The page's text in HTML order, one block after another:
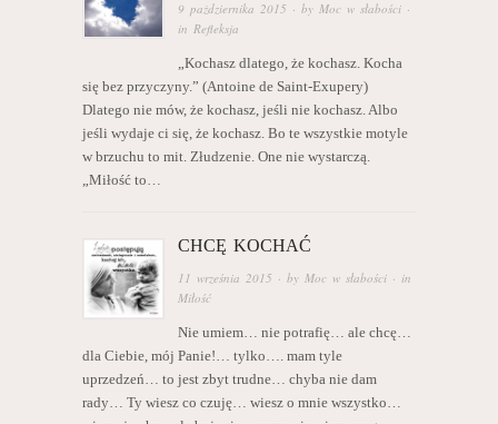
9 października 2015 · by Moc w słabości ·
in Refleksja
„Kochasz dlatego, że kochasz. Kocha
się bez przyczyny.” (Antoine de Saint-Exupery)
Dlatego nie mów, że kochasz, jeśli nie kochasz. Albo
jeśli wydaje ci się, że kochasz. Bo te wszystkie motyle
w brzuchu to mit. Złudzenie. One nie wystarczą.
„Miłość to…
CHCĘ KOCHAĆ
11 września 2015 · by Moc w słabości · in
Miłość
Nie umiem… nie potrafię… ale chcę…
dla Ciebie, mój Panie!… tylko…. mam tyle
uprzedzeń… to jest zbyt trudne… chyba nie dam
rady… Ty wiesz co czuję… wiesz o mnie wszystko…